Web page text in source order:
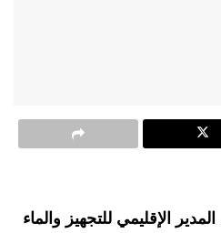
الإقليمي للتجهيز والماء